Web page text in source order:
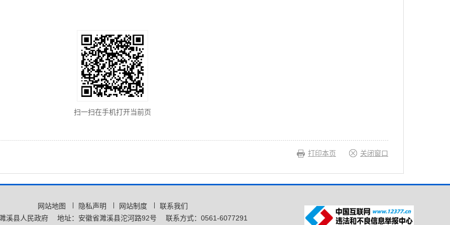
扫一扫在手机打开当前页
打印本页 关闭窗口
网站地图 隐私声明 网站制度
联系我们
溪县人民政府
地址：安徽省濉溪县沱河路92号 联系方式：0561-6077291